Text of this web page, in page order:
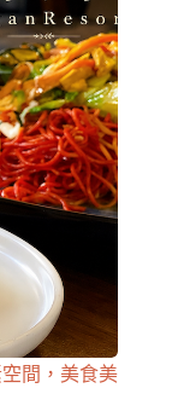
空間，美食美